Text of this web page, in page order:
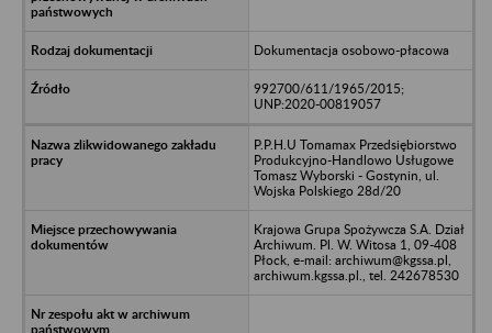
Dokumentacja osobowo-płacowa
992700/611/1965/2015;
UNP:2020-00819057
P.P.H.U Tomamax Przedsiębiorstwo
Produkcyjno-Handlowo Usługowe
Tomasz Wyborski - Gostynin, ul.
Wojska Polskiego 28d/20
Krajowa Grupa Spożywcza S.A. Dział
Archiwum. Pl. W. Witosa 1, 09-408
Płock, e-mail: archiwum@kgssa.pl,
archiwum.kgssa.pl., tel. 242678530